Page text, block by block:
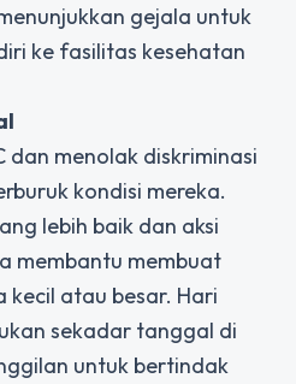
gejala untuk
ke fasilitas kesehatan
dan menolak diskriminasi
kondisi mereka.
lebih baik dan aksi
membantu membuat
kecil atau besar. Hari
sekadar tanggal di
untuk bertindak